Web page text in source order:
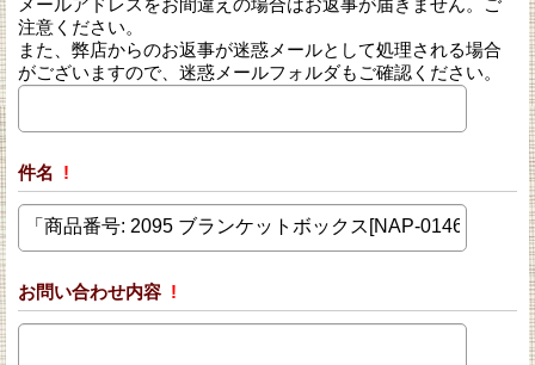
注意ください。
また、弊店からのお返事が迷惑メールとして処理される場合
がございますので、迷惑メールフォルダもご確認ください。
件名 !
お問い合わせ内容 !